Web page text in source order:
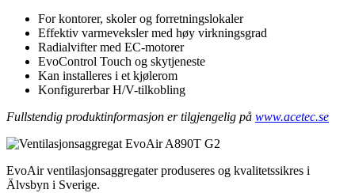
For kontorer, skoler og forretningslokaler
Effektiv varmeveksler med høy virkningsgrad
Radialvifter med EC-motorer
EvoControl Touch og skytjeneste
Kan installeres i et kjølerom
Konfigurerbar H/V-tilkobling
Fullstendig produktinformasjon er tilgjengelig på www.acetec.se
EvoAir ventilasjonsaggregater produseres og kvalitetssikres i
Älvsbyn i Sverige.